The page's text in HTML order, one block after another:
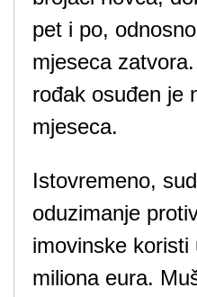
pet i po,
mjeseca
rođak osuđen je
mjeseca.
Istovremeno,
oduzimanje
imovinske
miliona eura.